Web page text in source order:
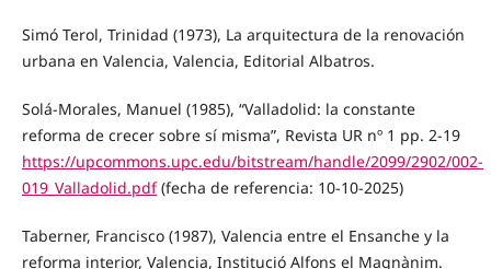
Simó Terol, Trinidad (1973), La arquitectura de la renovación
urbana en Valencia, Valencia, Editorial Albatros.
Solá-Morales, Manuel (1985), “Valladolid: la constante
reforma de crecer sobre sí misma”, Revista UR nº 1 pp. 2-19
https://upcommons.upc.edu/bitstream/handle/2099/2902/002-
019_Valladolid.pdf(fecha de referencia: 10-10-2025)
Taberner, Francisco (1987), Valencia entre el Ensanche y la
reforma interior, Valencia, Institució Alfons el Magnànim.